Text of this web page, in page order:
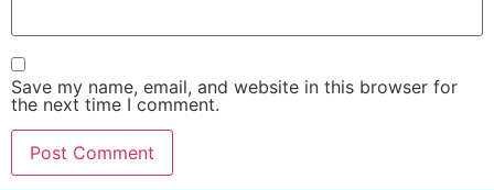
Save my name, email, and website in this browser for
the next time I comment.